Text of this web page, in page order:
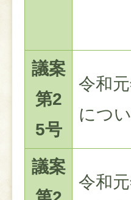
議案
第2
5号
令和
につ
議案
令和